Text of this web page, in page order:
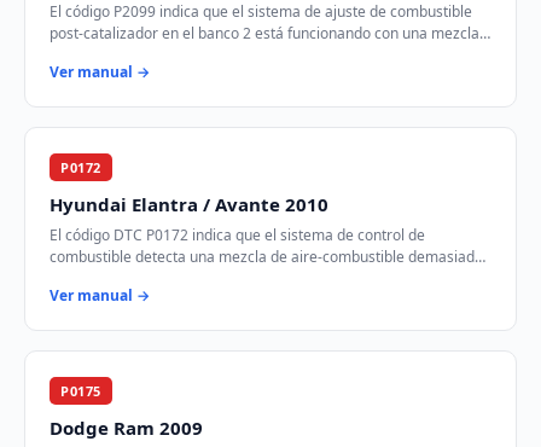
El código P2099 indica que el sistema de ajuste de combustible
post-catalizador en el banco 2 está funcionando con una mezcla
Ver manual →
P0172
Hyundai Elantra / Avante 2010
El código DTC P0172 indica que el sistema de control de
combustible detecta una mezcla de aire-combustible demasiado
Ver manual →
P0175
Dodge Ram 2009